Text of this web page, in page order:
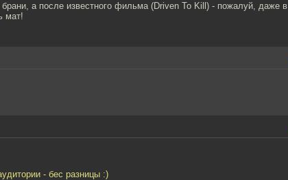
а после известного фильма (Driven To Kill) - пожалуй, даже в
мат!
- бес разницы :)